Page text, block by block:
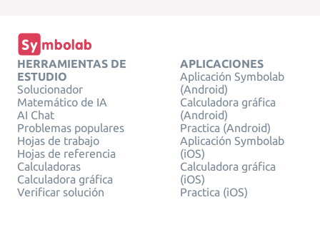
HERRAMIENTAS DE
ESTUDIO
Solucionador
Matemático de IA
AI Chat
Problemas populares
Hojas de trabajo
Hojas de referencia
Calculadoras
Calculadora gráfica
Verificar solución
APLICACIONES
Aplicación Symbolab
(Android)
Calculadora gráfica
(Android)
Practica (Android)
Aplicación Symbolab
(iOS)
Calculadora gráfica
(iOS)
Practica (iOS)